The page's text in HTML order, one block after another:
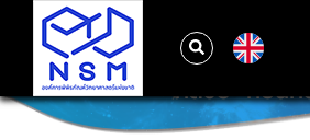
“กล้วย” กับนัก